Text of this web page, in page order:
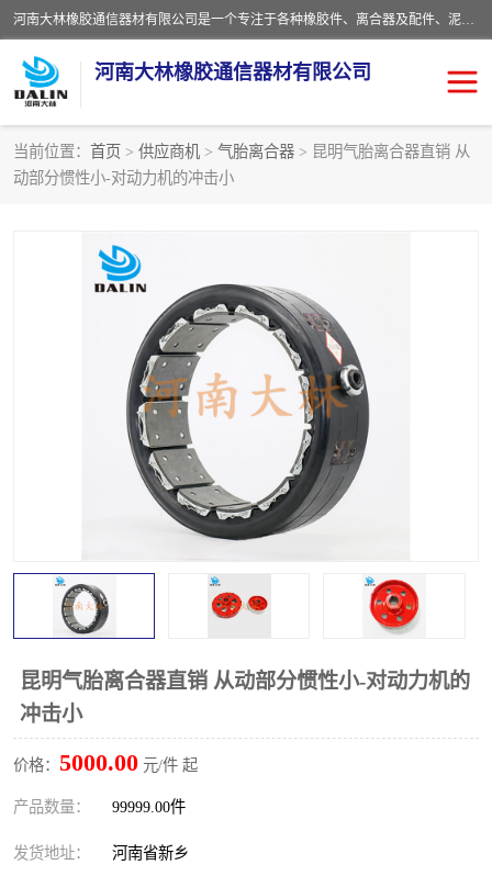
河南大林橡胶通信器材有限公司是一个专注于各种橡胶件、离合器及配件、泥浆泵及配件等产品设计制造和加工的企业。产品应用于矿山、冶金、石油、钢铁、化工、水泥、船舶、造纸、通用机械等各种大功率机械传动或制动装置。
河南大林橡胶通信器材有限公司
当前位置： 首页 > 供应商机 > 气胎离合器 > 昆明气胎离合器直销 从
动部分惯性小-对动力机的冲击小
昆明气胎离合器直销 从动部分惯性小-对动力机的
冲击小
价格： 5000.00 元/件 起
产品数量： 99999.00件
发货地址： 河南省新乡
推盘离合器
VC离合器
PO隔膜离合器 气胎离合器
泥浆泵空气包胶囊 气动元件
DY隔膜式离合器 CB离合器
实芯轮胎
联轴器
液力端配件